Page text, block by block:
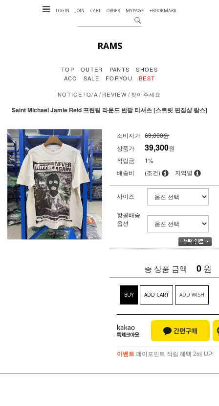
LOGIN JOIN CART ORDER MYPAGE +BOOKMARK
RAMS
TOP OUTER PANTS
SHOES
ACC
SALE FORYOU BEST
NOTICE /Q/A /REVIEW /찾아주세요
Saint Michael Jamie Reid 프린팅 라운드 반팔 티셔츠 [스트릿 편집샵 람스]
소비자가 69,000원
상품가
39,300원
적립금
1%
배송비
(조건) 지역별
사이즈
항공배송
옵션
총 상품 금액 0 원
BUY ADD CART ADD WISH
이벤트 페이포인트 적립 혜택 2배 UP!